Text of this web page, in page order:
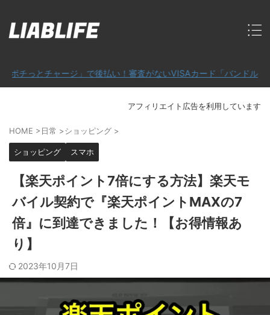
チャージ」で後払い！審査がないVISAカード「バンドルカード」
アフィリエイト広告を利用しています
HOME >日常 >ショッピング >
ショッピング スマホ
【楽天ポイント7倍にする方法】楽天モ
バイル契約で『楽天ポイントMAXの7
倍』に到達できました！【お得情報あ
り】
2023年10月7日